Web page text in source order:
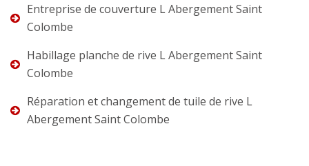
Entreprise de couverture L Abergement Saint
Colombe
Habillage planche de rive L Abergement Saint
Colombe
Réparation et changement de tuile de rive L
Abergement Saint Colombe